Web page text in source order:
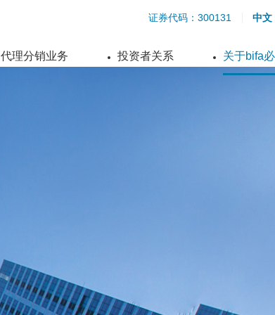
中文
证券代码：300131
代理分销业务 投资者关系 关于bifa